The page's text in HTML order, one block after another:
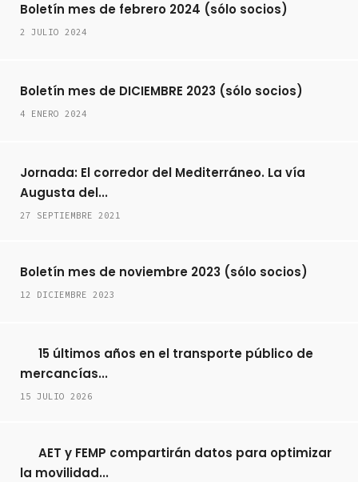
Boletín mes de febrero 2024 (sólo socios)
2 JULIO 2024
Boletín mes de DICIEMBRE 2023 (sólo socios)
4 ENERO 2024
Jornada: El corredor del Mediterráneo. La vía
Augusta del...
27 SEPTIEMBRE 2021
Boletín mes de noviembre 2023 (sólo socios)
12 DICIEMBRE 2023
15 últimos años en el transporte público de
mercancías...
15 JULIO 2026
AET y FEMP compartirán datos para optimizar
la movilidad...